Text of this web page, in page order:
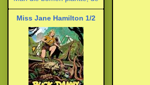
Miss Jane Hamilton 1/2